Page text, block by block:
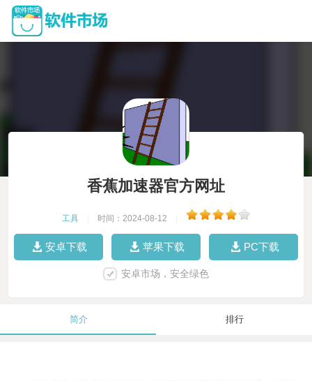
香蕉加速器官方网址
工具 时间：2024-08-12
安卓下载 苹果下载 PC下载
安卓市场，安全绿色
简介 排行